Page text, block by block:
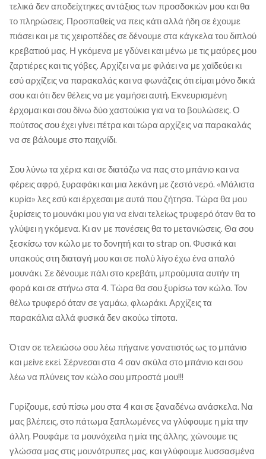
τελικά δεν αποδείχτηκες αντάξιος των προσδοκιών μου και θα
το πληρώσεις. Προσπαθείς να πεις κάτι αλλά ήδη σε έχουμε
πιάσει και με τις χειροπέδες σε δένουμε στα κάγκελα του διπλού
κρεβατιού μας. Η γκόμενα με γδύνει και μένω με τις μαύρες μου
ζαρτιέρες και τις γόβες. Αρχίζει να με φιλάει να με χαϊδεύει κι
εσύ αρχίζεις να παρακαλάς και να φωνάζεις ότι είμαι μόνο δικιά
σου και ότι δεν θέλεις να με γαμήσει αυτή. Εκνευρισμένη
έρχομαι και σου δίνω δύο χαστούκια για να το βουλώσεις. Ο
πούτσος σου έχει γίνει πέτρα και τώρα αρχίζεις να παρακαλάς
να σε βάλουμε στο παιχνίδι.
Σου λύνω τα χέρια και σε διατάζω να πας στο μπάνιο και να
φέρεις αφρό, ξυραφάκι και μια λεκάνη με ζεστό νερό. «Μάλιστα
κυρία» λες εσύ και έρχεσαι με αυτά που ζήτησα. Τώρα θα μου
ξυρίσεις το μουνάκι μου για να είναι τελείως τρυφερό όταν θα το
γλύψει η γκόμενα. Κι αν με πονέσεις θα το μετανιώσεις. Θα σου
ξεσκίσω τον κώλο με το δονητή και το strap on. Φυσικά και
υπακούς στη διαταγή μου και σε πολύ λίγο έχω ένα απαλό
μουνάκι. Σε δένουμε πάλι στο κρεβάτι, μπρούμυτα αυτήν τη
φορά και σε στήνω στα 4. Τώρα θα σου ξυρίσω τον κώλο. Τον
θέλω τρυφερό όταν σε γαμάω, φλωράκι. Αρχίζεις τα
παρακάλια αλλά φυσικά δεν ακούω τίποτα.
Όταν σε τελειώσω σου λέω πήγαινε γονατιστός ως το μπάνιο
και μείνε εκεί. Σέρνεσαι στα 4 σαν σκύλα στο μπάνιο και σου
λέω να πλύνεις τον κώλο σου μπροστά μου!!!
Γυρίζουμε, εσύ πίσω μου στα 4 και σε ξαναδένω ανάσκελα. Να
μας βλέπεις, στο πάτωμα ξαπλωμένες να γλύφουμε η μία την
άλλη. Ρουφάμε τα μουνόχειλα η μία της άλλης, χώνουμε τις
γλώσσα μας στις μουνότρυπες μας, και γλύφουμε λυσσασμένα